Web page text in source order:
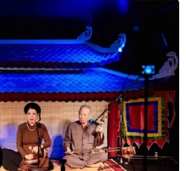
hàng máy móc sản xuất giày. (Ảnh:
Linh/TTXVN)
khai thực hiện Quy hoạch
công nghiệp da giày
tầm nhìn 2025, sự tăng